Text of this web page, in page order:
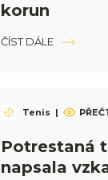
korun
ČÍST DÁLE
Tenis |
Potrestaná
napsala